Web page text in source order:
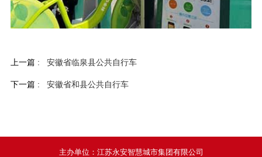
上一篇 : 安徽省临泉县公共自行车
下一篇 : 安徽省和县公共自行车
主办单位：江苏永安智慧城市集团有限公司